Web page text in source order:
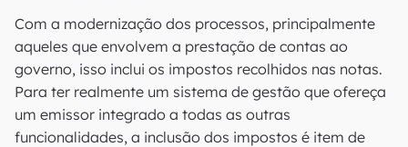
Com a modernização dos processos, principalmente
aqueles que envolvem a prestação de contas ao
governo, isso inclui os impostos recolhidos nas notas.
Para ter realmente um sistema de gestão que ofereça
um emissor integrado a todas as outras
funcionalidades, a inclusão dos impostos é item de